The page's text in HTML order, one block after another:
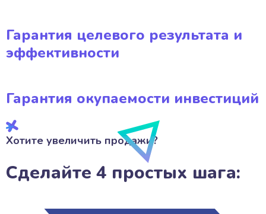
Гарантия целевого результата и
эффективности
Гарантия окупаемости инвестиций
Хотите увеличить продажи?
Сделайте 4 простых шага: